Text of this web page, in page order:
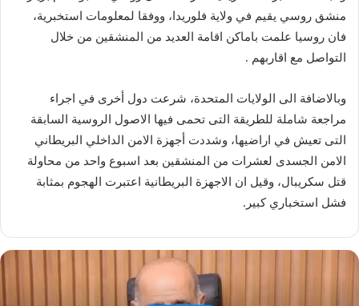
منشق روسي يقيم في ولاية فلوريدا، ووفقا لمعلومات استخبرية،
فان روسيا علمت باماكن اقامة العديد من المنشقين من خلال
التواصل مع اقاربهم .
وبالاضافة الى الولايات المتحدة، شرعت دول أخرى في اجراء
مراجعة شاملة للطريقة التى تحمى فيها الاصول الروسية السابقة
التى تعيش في اراضيها، وشددت أجهزة الامن الداخلي البريطاني
الامن الجسدى لعشرات من المنشقين بعد اسبوع واحد من محاولة
قتل سكريبال، وقيل ان الاجهزة البريطانية اعتبرت الهجوم بمثابة
فشل استخباري كبير.